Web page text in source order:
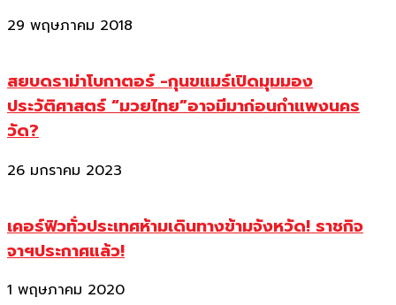
29 พฤษภาคม 2018
สยบดราม่าโบกาตอร์ -กุนขแมร์เปิดมุมมอง
ประวัติศาสตร์ “มวยไทย”อาจมีมาก่อนกำแพงนคร
วัด?
26 มกราคม 2023
เคอร์ฟิวทั่วประเทศห้ามเดินทางข้ามจังหวัด! ราชกิจ
จาฯประกาศแล้ว!
1 พฤษภาคม 2020